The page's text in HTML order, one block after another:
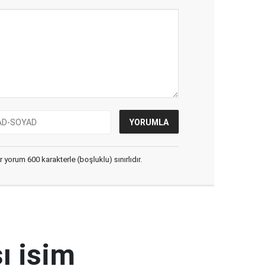
600 karakterle (boşluklu) sınırlıdır.
isim